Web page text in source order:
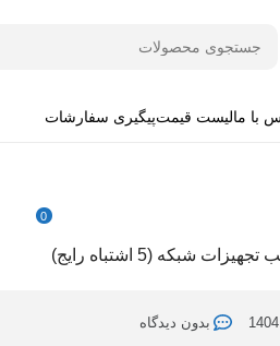
با مالیست قیمتپیگیری سفارشات
0
شبکه (5 اشتباه رایج)
بدون دیدگاه